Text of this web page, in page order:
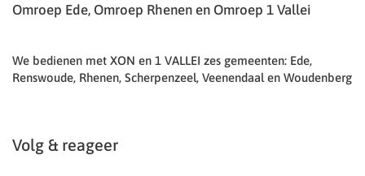
Omroep Ede, Omroep Rhenen en Omroep 1 Vallei
We bedienen met XON en 1 VALLEI zes gemeenten: Ede,
Renswoude, Rhenen, Scherpenzeel, Veenendaal en Woudenberg
Volg & reageer